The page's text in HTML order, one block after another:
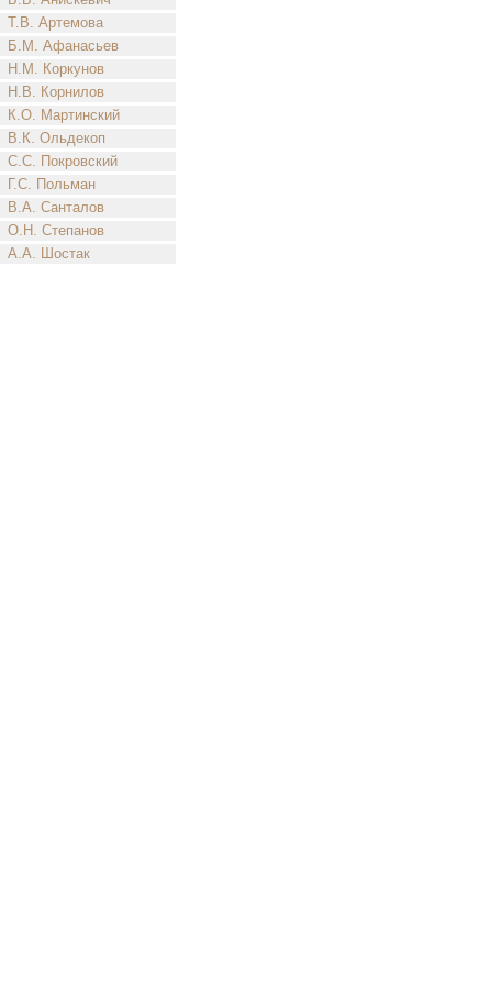
Т.В. Артемова
Б.М. Афанасьев
Н.М. Коркунов
Н.В. Корнилов
К.О. Мартинский
В.К. Ольдекоп
С.С. Покровский
Г.С. Польман
В.А. Санталов
О.Н. Степанов
А.А. Шостак